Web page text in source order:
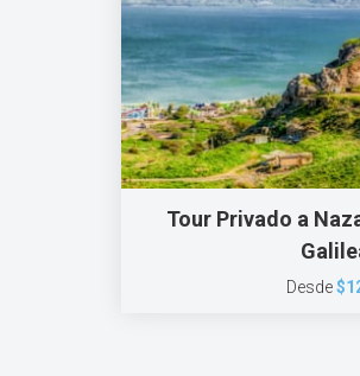
Tour Privado a
Desde